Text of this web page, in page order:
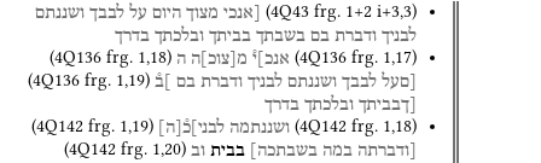
(4Q43 frg. 1+2 i+3,3) [אנכי מצוך היום על לבבך ושננתם
לבניך ודברת בם בשבתך בביתך ובלכתך בדרך
(4Q136 frg. 1,17) אנכ]י֯ מ צוכ ה ה (4Q136 frg. 1,18)
[םעל לבבך ושננתם לבניך ודברת בם ]ב֯ (4Q136 frg. 1,19)
[ךבביתך ובלכתך בדרך
(4Q142 frg. 1,18) ושננתמה לבני]כ֯ ה (4Q142 frg. 1,19)
[ודברתה במה בשבתכה] בבית וב (4Q142 frg. 1,20)